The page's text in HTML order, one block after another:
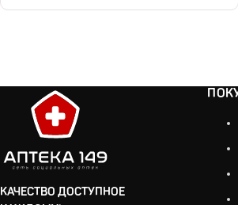
КАЧЕСТВО ДОСТУПНОЕ